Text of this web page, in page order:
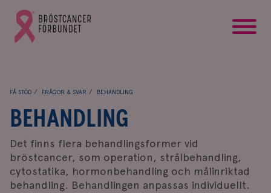
Gå
till
Bröstcancerförbundets
FÅ STÖD FRÅGOR & SVAR BEHANDLING
BEHANDLING
Det finns flera behandlingsformer vid
bröstcancer, som operation, strålbehandling,
cytostatika, hormonbehandling och målinriktad
behandling. Behandlingen anpassas individuellt.